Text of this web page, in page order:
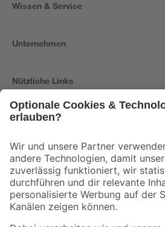
Wissen & Service
Unternehmen
Nützliche Links
Der toom Newsletter: Keine Angebote und
Zur Newsletter Anmeldung
Folge uns